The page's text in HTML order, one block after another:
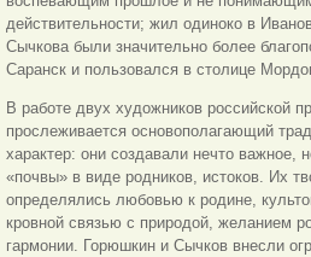
действительности; жил одиноко в
Сычкова были значительно более
Саранск и пользовался в столице
В работе двух художников российской
прослеживается основополагающий
характер: они создавали нечто важное,
«почвы» в виде родников, истоков. Их
определялись любовью к родине,
кровной связью с природой, желанием
гармонии. Горюшкин и Сычков внесли